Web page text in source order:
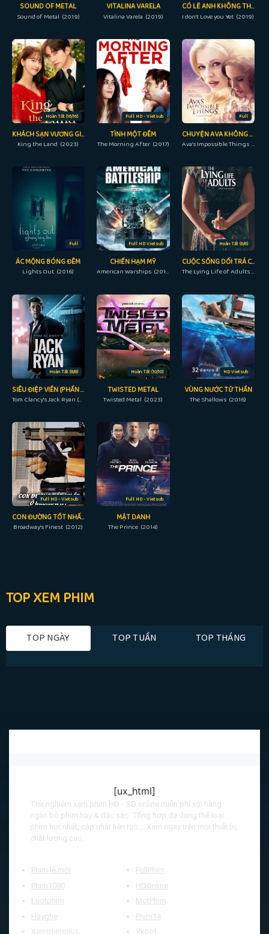
SOUND OF METAL
Sound of Metal (2019)
VITALINA VARELA
Vitalina Varela (2019)
CÓ LẼ ANH KHÔNG THỂ YÊU EM
I don't Love you Yet (2019)
Hoàn Tất (16/16)
KHÁCH SẠN VƯƠNG GIẢ
King the Land (2023)
Full HD - Vietsub
TÌNH MỘT ĐÊM
The Morning After (2017)
Full
CHUYỆN AVA KHÔNG THỂ LÀM
Ava's Impossible Things (2016)
Full
ÁC MỘNG BÓNG ĐÊM
Lights Out (2016)
Full HD Vietsub
CHIẾN HẠM MỸ
American Warships (2012)
Hoàn Tất (6/6)
CUỘC SỐNG DỐI TRÁ CỦA NGƯỜI LỚN
The Lying Life of Adults (2022)
Hoàn Tất (8/8)
SIÊU ĐIỆP VIÊN (PHẦN 3)
Tom Clancy's Jack Ryan (Season 3) (2022)
Hoàn Tất (10/10)
TWISTED METAL
Twisted Metal (2023)
HD Vietsub
VÙNG NƯỚC TỬ THẦN
The Shallows (2016)
Full HD - Vietsub
CON ĐƯỜNG TỐT NHẤT Ở BROADWAY
Broadway’s Finest (2012)
Full HD - Vietsub
MẬT DANH
The Prince (2014)
TOP XEM PHIM
TOP NGÀY TOP TUẦN TOP THÁNG